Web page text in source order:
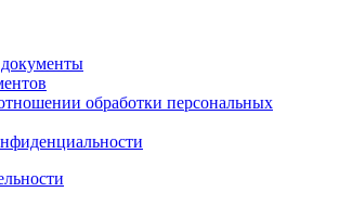
обработки персональных